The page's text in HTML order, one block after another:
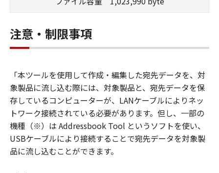
キヤノンマーケティングジャパンおよびキ
サーは、本ソフトウェアがユーザーの特定
の目的のために適当であること、もしくは
関していかなる保証もいたしません。
キヤノンマーケティングジャパンおよびキ
ヤノンマーケティングジャパンのライセン
サーは、本ソフトウェアの使用に付随また
は関連して生ずる直接的または間接的な損
失、損害等について、いかなる場合におい
注意・制限事項
「本ツールを使用して作成・編集した宛先データを、対
象製品に流し込む際には、対象製品と、宛先データを保
存しているコンピューターが、LANケーブルによりネッ
トワーク接続されている必要があります。但し、一部の
機種（※）は Addressbook Tool というソフトを使い、
USBケーブルにより接続することで宛先データを対象製
品に流し込むことができます。